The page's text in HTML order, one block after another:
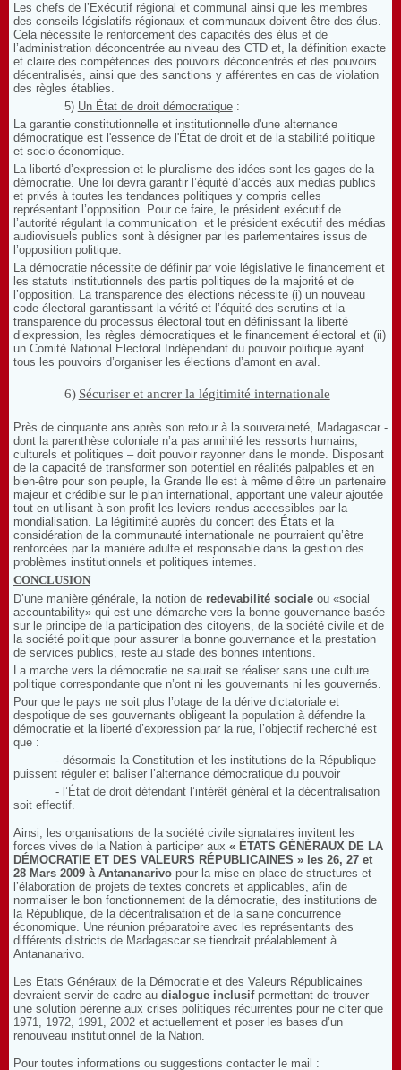
Les chefs de l’Exécutif régional et communal ainsi que les membres
des conseils législatifs régionaux et communaux doivent être des élus.
Cela nécessite le renforcement des capacités des élus et de
l’administration déconcentrée au niveau des CTD et, la définition exacte
et claire des compétences des pouvoirs déconcentrés et des pouvoirs
décentralisés, ainsi que des sanctions y afférentes en cas de violation
des règles établies.
5) Un État de droit démocratique :
La garantie constitutionnelle et institutionnelle d'une alternance
démocratique est l'essence de l'État de droit et de la stabilité politique
et socio-économique.
La liberté d’expression et le pluralisme des idées sont les gages de la
démocratie. Une loi devra garantir l’équité d’accès aux médias publics
et privés à toutes les tendances politiques y compris celles
représentant l’opposition. Pour ce faire, le président exécutif de
l’autorité régulant la communication et le président exécutif des médias
audiovisuels publics sont à désigner par les parlementaires issus de
l’opposition politique.
La démocratie nécessite de définir par voie législative le financement et
les statuts institutionnels des partis politiques de la majorité et de
l’opposition. La transparence des élections nécessite (i) un nouveau
code électoral garantissant la vérité et l’équité des scrutins et la
transparence du processus électoral tout en définissant la liberté
d’expression, les règles démocratiques et le financement électoral et (ii)
un Comité National Electoral Indépendant du pouvoir politique ayant
tous les pouvoirs d’organiser les élections d’amont en aval.
6) Sécuriser et ancrer la légitimité internationale
Près de cinquante ans après son retour à la souveraineté, Madagascar -
dont la parenthèse coloniale n’a pas annihilé les ressorts humains,
culturels et politiques – doit pouvoir rayonner dans le monde. Disposant
de la capacité de transformer son potentiel en réalités palpables et en
bien-être pour son peuple, la Grande Ile est à même d’être un partenaire
majeur et crédible sur le plan international, apportant une valeur ajoutée
tout en utilisant à son profit les leviers rendus accessibles par la
mondialisation. La légitimité auprès du concert des États et la
considération de la communauté internationale ne pourraient qu’être
renforcées par la manière adulte et responsable dans la gestion des
problèmes institutionnels et politiques internes.
CONCLUSION
D’une manière générale, la notion de redevabilité sociale ou «social
accountability» qui est une démarche vers la bonne gouvernance basée
sur le principe de la participation des citoyens, de la société civile et de
la société politique pour assurer la bonne gouvernance et la prestation
de services publics, reste au stade des bonnes intentions.
La marche vers la démocratie ne saurait se réaliser sans une culture
politique correspondante que n’ont ni les gouvernants ni les gouvernés.
Pour que le pays ne soit plus l’otage de la dérive dictatoriale et
despotique de ses gouvernants obligeant la population à défendre la
démocratie et la liberté d’expression par la rue, l’objectif recherché est
que :
- désormais la Constitution et les institutions de la République
puissent réguler et baliser l’alternance démocratique du pouvoir
- l’État de droit défendant l’intérêt général et la décentralisation
soit effectif.
Ainsi, les organisations de la société civile signataires invitent les
forces vives de la Nation à participer aux « ÉTATS GÉNÉRAUX DE LA
DÉMOCRATIE ET DES VALEURS RÉPUBLICAINES » les 26, 27 et
28 Mars 2009 à Antananarivo pour la mise en place de structures et
l’élaboration de projets de textes concrets et applicables, afin de
normaliser le bon fonctionnement de la démocratie, des institutions de
la République, de la décentralisation et de la saine concurrence
économique. Une réunion préparatoire avec les représentants des
différents districts de Madagascar se tiendrait préalablement à
Antananarivo.
Les Etats Généraux de la Démocratie et des Valeurs Républicaines
devraient servir de cadre au dialogue inclusifpermettant de trouver
une solution pérenne aux crises politiques récurrentes pour ne citer que
1971, 1972, 1991, 2002 et actuellement et poser les bases d’un
renouveau institutionnel de la Nation.
Pour toutes informations ou suggestions contacter le mail :